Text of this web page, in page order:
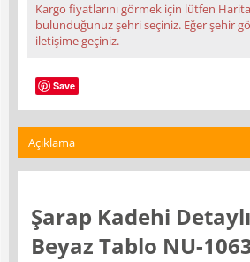
Kargo fiyatlarını görmek için lütfen
bulunduğunuz şehri seçiniz. Eğer şehir
iletişime geçiniz.
Save
Açıklama
Şarap Kadehi
Beyaz Tablo NU-